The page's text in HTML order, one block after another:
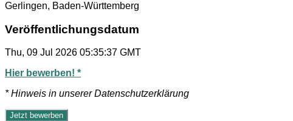
Gerlingen, Baden-Württemberg
Veröffentlichungsdatum
Thu, 09 Jul 2026 05:35:37 GMT
Hier bewerben! *
* Hinweis in unserer Datenschutzerklärung